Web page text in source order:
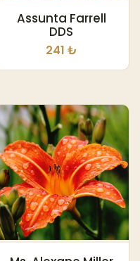
Assunta Farrell
DDS
241 ₺